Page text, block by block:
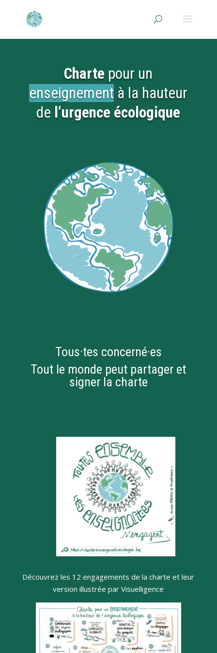
Charte pour un
enseignement à la hauteur
de l’urgence écologique
Tous·tes concerné·es
Tout le monde peut partager et
signer la charte
Découvrez les 12 engagements de la charte et leur
version illustrée par Visuelligence